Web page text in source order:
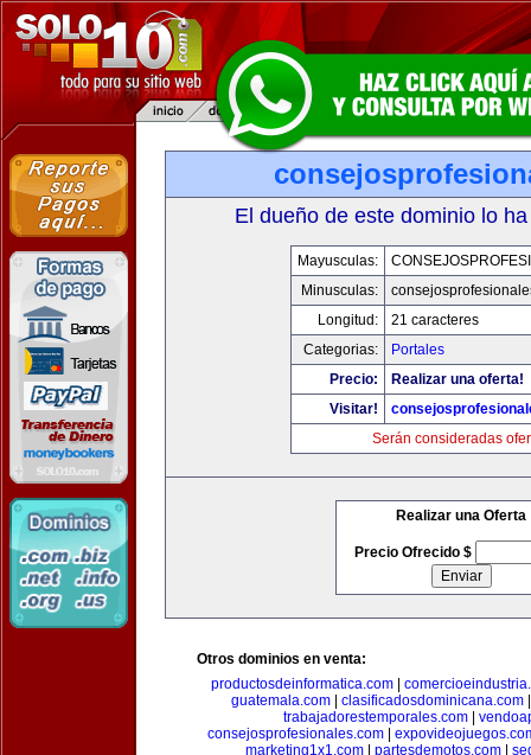
El dueño de este dominio lo
Mayusculas:
Minusculas:
Longitud:
21 caracteres
Categorias:
Portales
Precio:
Realizar una oferta!
Visitar!
Serán consideradas
Realizar una Oferta
Precio Ofrecido $
Otros dominios en venta:
productosdeinformatica.com
guatemala.com| clasificadosdominicana.com
trabajadorestemporales.com
consejosprofesionales.com|
marketing1x1.com| partesdemotos.com|